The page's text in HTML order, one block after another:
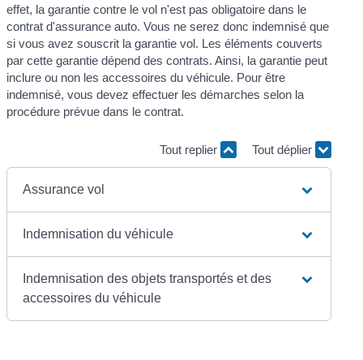
effet, la garantie contre le vol n'est pas obligatoire dans le
contrat d'assurance auto. Vous ne serez donc indemnisé que
si vous avez souscrit la garantie vol. Les éléments couverts
par cette garantie dépend des contrats. Ainsi, la garantie peut
inclure ou non les accessoires du véhicule. Pour être
indemnisé, vous devez effectuer les démarches selon la
procédure prévue dans le contrat.
Tout replier Tout déplier
Assurance vol
Indemnisation du véhicule
Indemnisation des objets transportés et des
accessoires du véhicule